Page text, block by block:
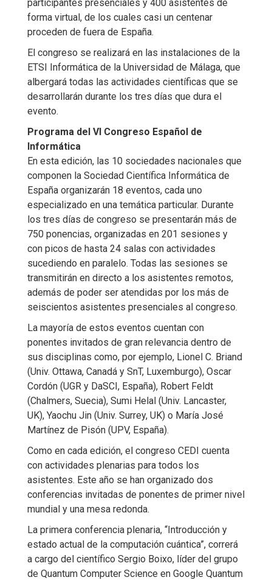
participantes presenciales y 400 asistentes de
forma virtual, de los cuales casi un centenar
proceden de fuera de España.
El congreso se realizará en las instalaciones de la
ETSI Informática de la Universidad de Málaga, que
albergará todas las actividades científicas que se
desarrollarán durante los tres días que dura el
evento.
Programa del VI Congreso Español de
Informática
En esta edición, las 10 sociedades nacionales que
componen la Sociedad Científica Informática de
España organizarán 18 eventos, cada uno
especializado en una temática particular. Durante
los tres días de congreso se presentarán más de
750 ponencias, organizadas en 201 sesiones y
con picos de hasta 24 salas con actividades
sucediendo en paralelo. Todas las sesiones se
transmitirán en directo a los asistentes remotos,
además de poder ser atendidas por los más de
seiscientos asistentes presenciales al congreso.
La mayoría de estos eventos cuentan con
ponentes invitados de gran relevancia dentro de
sus disciplinas como, por ejemplo, Lionel C. Briand
(Univ. Ottawa, Canadá y SnT, Luxemburgo), Oscar
Cordón (UGR y DaSCI, España), Robert Feldt
(Chalmers, Suecia), Sumi Helal (Univ. Lancaster,
UK), Yaochu Jin (Univ. Surrey, UK) o María José
Martínez de Pisón (UPV, España).
Como en cada edición, el congreso CEDI cuenta
con actividades plenarias para todos los
asistentes. Este año se han organizado dos
conferencias invitadas de ponentes de primer nivel
mundial y una mesa redonda.
La primera conferencia plenaria, “Introducción y
estado actual de la computación cuántica”, correrá
a cargo del científico Sergio Boixo, líder del grupo
de Quantum Computer Science en Google Quantum